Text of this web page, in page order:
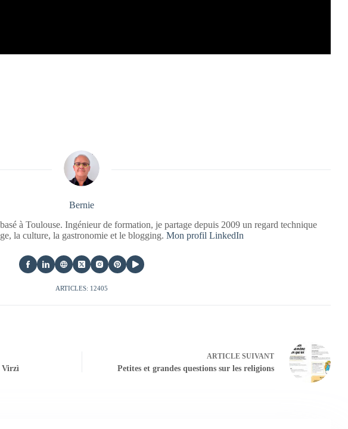
Bernie
à Toulouse. Ingénieur de formation, je partage depuis 2009 un regard technique
la culture, la gastronomie et le blogging.Mon profil LinkedIn
ARTICLES: 12405
Virzì
ARTICLESUIVANT
Petites et grandes questions sur les religions